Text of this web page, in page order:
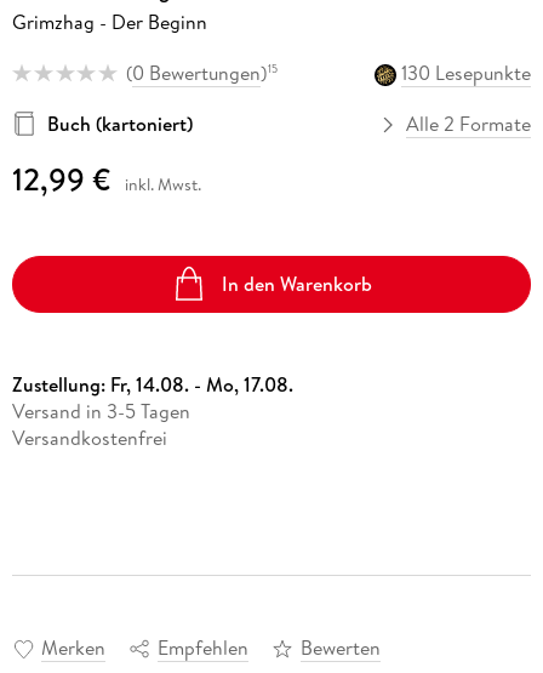
Grimzhag - Der Beginn
(0 Bewertungen)15
130 Lesepunkte
Buch (kartoniert)
Alle 2 Formate
12,99 € inkl. Mwst.
In den Warenkorb
Zustellung: Fr, 14.08. - Mo, 17.08.
Versand in 3-5 Tagen
Versandkostenfrei
Merken Empfehlen Bewerten